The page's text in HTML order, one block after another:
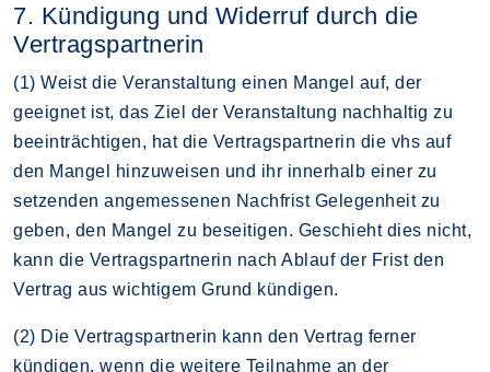
7. Kündigung und Widerruf durch die
Vertragspartnerin
(1) Weist die Veranstaltung einen Mangel auf, der
geeignet ist, das Ziel der Veranstaltung nachhaltig zu
beeinträchtigen, hat die Vertragspartnerin die vhs auf
den Mangel hinzuweisen und ihr innerhalb einer zu
setzenden angemessenen Nachfrist Gelegenheit zu
geben, den Mangel zu beseitigen. Geschieht dies nicht,
kann die Vertragspartnerin nach Ablauf der Frist den
Vertrag aus wichtigem Grund kündigen.
(2) Die Vertragspartnerin kann den Vertrag ferner
kündigen, wenn die weitere Teilnahme an der